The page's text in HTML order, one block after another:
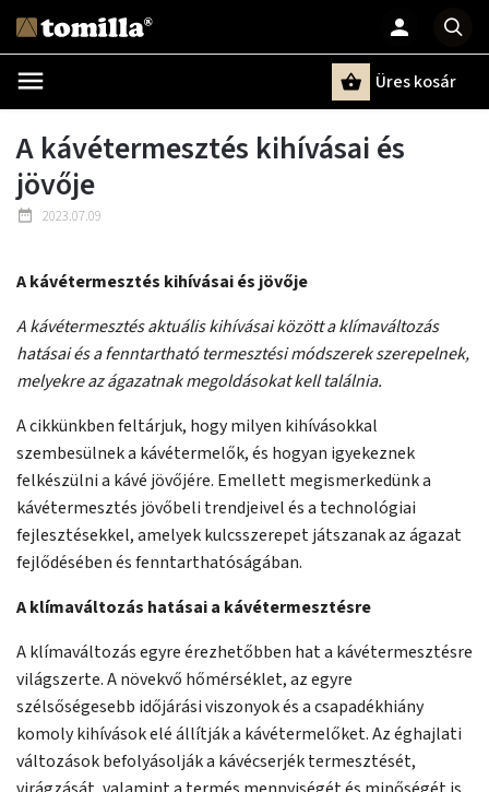
Üres kosár
A kávétermesztés kihívásai és
jövője
2023.07.09
A kávétermesztés kihívásai és jövője
A kávétermesztés aktuális kihívásai között a klímaváltozás
hatásai és a fenntartható termesztési módszerek szerepelnek,
melyekre az ágazatnak megoldásokat kell találnia.
A cikkünkben feltárjuk, hogy milyen kihívásokkal
szembesülnek a kávétermelők, és hogyan igyekeznek
felkészülni a kávé jövőjére. Emellett megismerkedünk a
kávétermesztés jövőbeli trendjeivel és a technológiai
fejlesztésekkel, amelyek kulcsszerepet játszanak az ágazat
fejlődésében és fenntarthatóságában.
A klímaváltozás hatásai a kávétermesztésre
A klímaváltozás egyre érezhetőbben hat a kávétermesztésre
világszerte. A növekvő hőmérséklet, az egyre
szélsőségesebb időjárási viszonyok és a csapadékhiány
komoly kihívások elé állítják a kávétermelőket. Az éghajlati
változások befolyásolják a kávécserjék termesztését,